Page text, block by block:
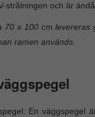
strålningen och är
x 100 cm
ramen används.
En väggspegel